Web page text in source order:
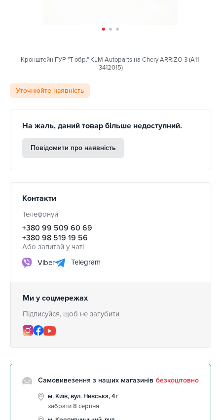
Кронштейн ГУР "T-обр." KLM Autoparts на Chery ARRIZO 3 (A11-
3412015)
Уточнюйте наявність
На жаль, даний товар більше недоступний.
Повідомити про наявність
Контакти
Телефонуй
+380 99 509 60 69
+380 98 519 19 56
Або запитай у чаті
Viber
Telegram
Ми у соцмережах
Підписуйся, щоб не загубити
Самовивезення з наших магазинів безкоштовно
м. Київ, вул. Нивська, 4г
забрати 8 серпня